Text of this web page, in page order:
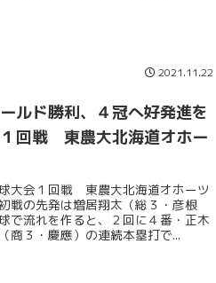
2021.11.22
ルド勝利、４冠へ好発進を
回戦 東農大北海道オホー
大会１回戦 東農大北海道オホーツ
の先発は増居翔太（総３・彦根
で流れを作ると、２回に４番・正木
商３・慶應）の連続本塁打で...